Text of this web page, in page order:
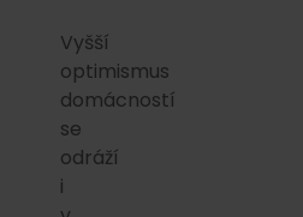
Vyšší
optimismus
domácností
se
odráží
i